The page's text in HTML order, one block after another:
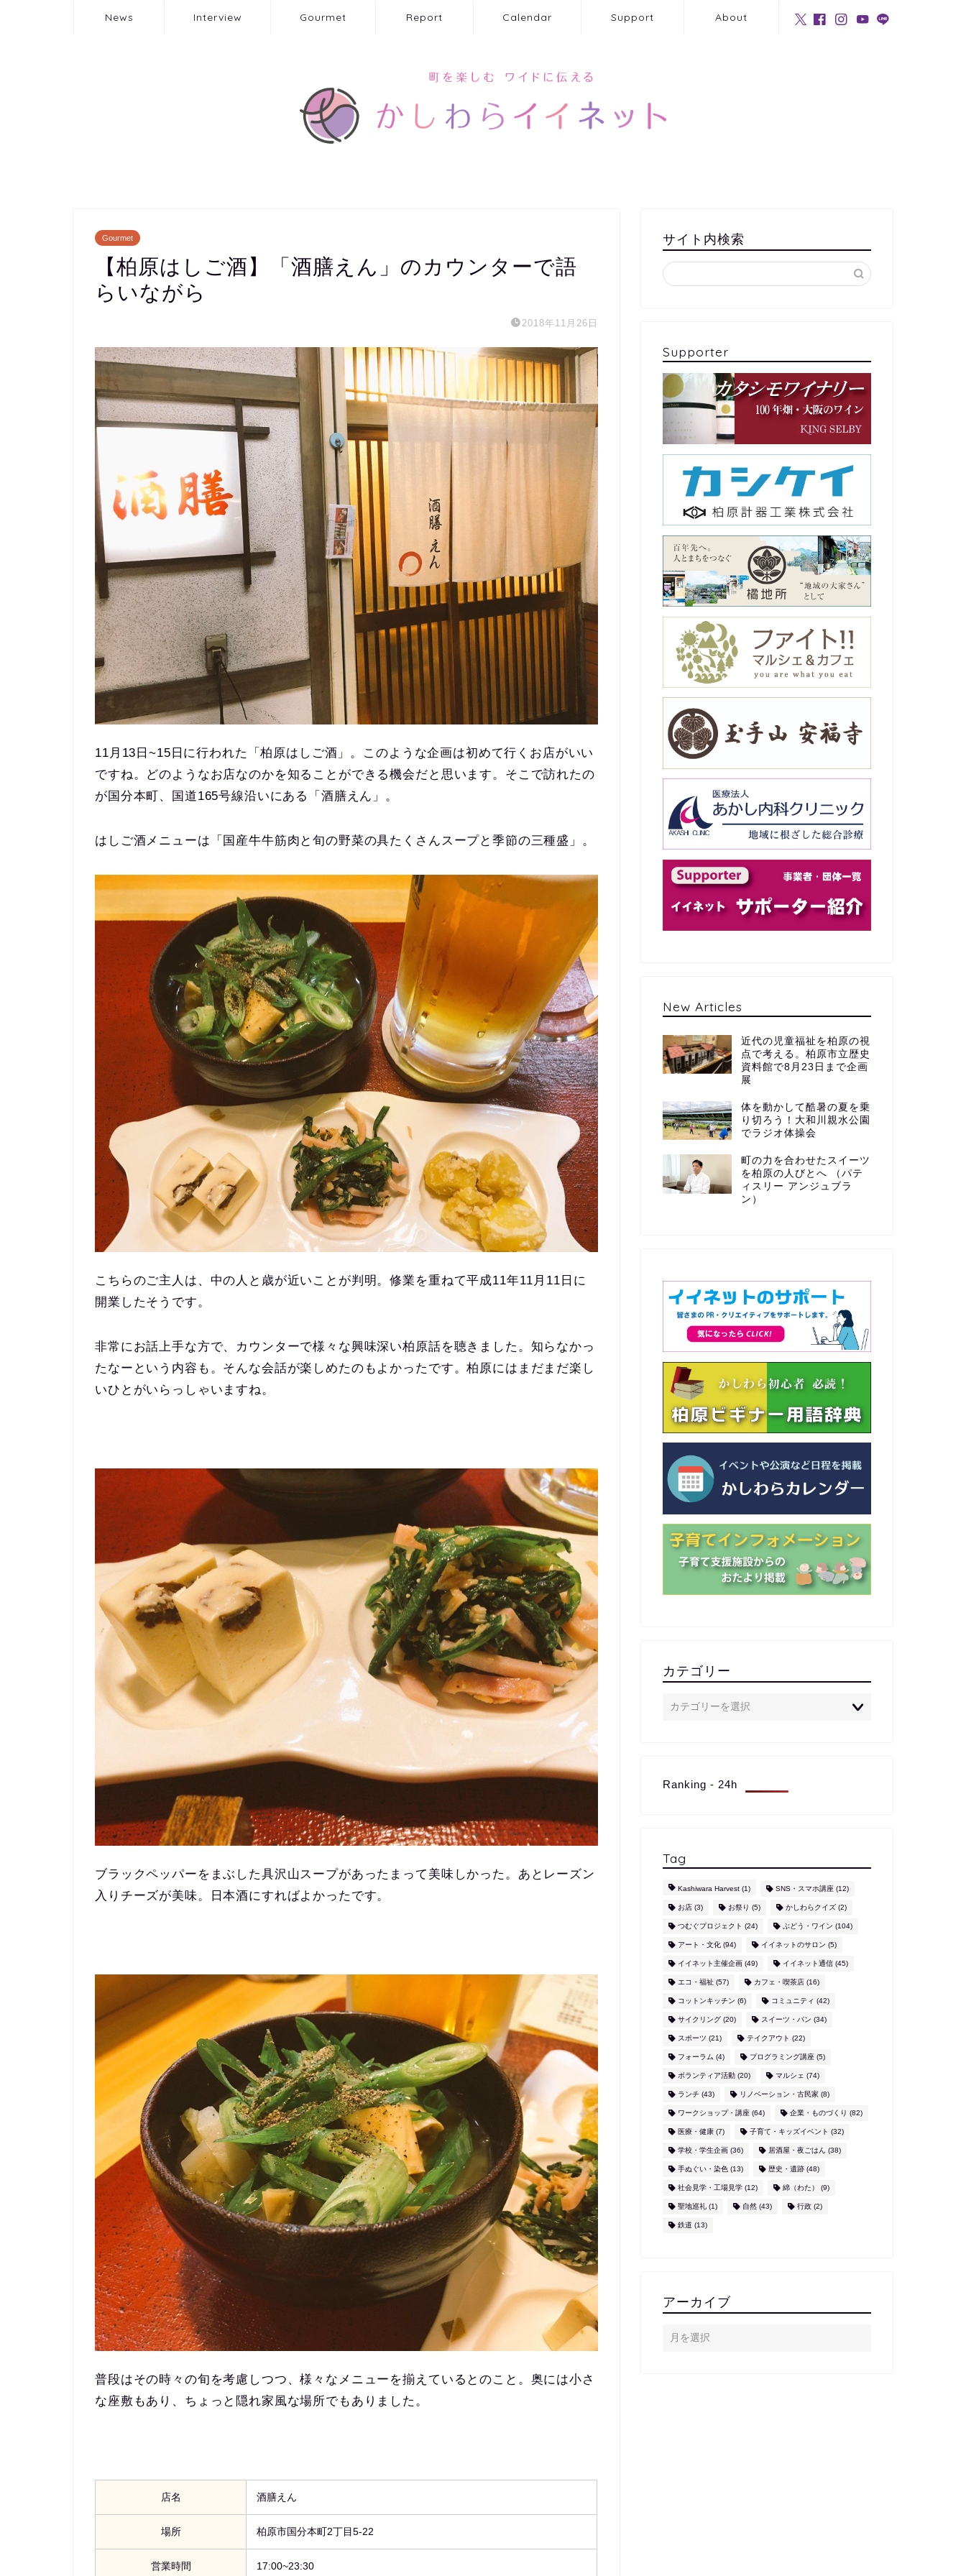
News Interview Gourmet Report Calendar Support About
Gourmet
【柏原はしご酒】「酒膳えん」のカウンターで語
らいながら
2018年11月26日
11月13日~15日に行われた「柏原はしご酒」。このような企画は初めて行くお店がいい
ですね。どのようなお店なのかを知ることができる機会だと思います。そこで訪れたの
が国分本町、国道165号線沿いにある「酒膳えん」。
はしご酒メニューは「国産牛牛筋肉と旬の野菜の具たくさんスープと季節の三種盛」。
こちらのご主人は、中の人と歳が近いことが判明。修業を重ねて平成11年11月11日に
開業したそうです。
非常にお話上手な方で、カウンターで様々な興味深い柏原話を聴きました。知らなかっ
たなーという内容も。そんな会話が楽しめたのもよかったです。柏原にはまだまだ楽し
いひとがいらっしゃいますね。
ブラックペッパーをまぶした具沢山スープがあったまって美味しかった。あとレーズン
入りチーズが美味。日本酒にすればよかったです。
普段はその時々の旬を考慮しつつ、様々なメニューを揃えているとのこと。奥には小さ
な座敷もあり、ちょっと隠れ家風な場所でもありました。
店名 酒膳えん
場所 柏原市国分本町2丁目5-22
営業時間 17:00~23:30
サイト内検索
Supporter
New Articles
近代の児童福祉を柏原の視
点で考える。柏原市立歴史
資料館で8月23日まで企画
展
体を動かして酷暑の夏を乗
り切ろう！大和川親水公園
でラジオ体操会
町の力を合わせたスイーツ
を柏原の人びとへ （パテ
ィスリー アンジュブラ
ン）
カテゴリー
Ranking - 24h
Tag
Kashiwara Harvest(1) SNS・スマホ講座(12)
お店(3) お祭り (5) かしわらクイズ(2)
つむぐプロジェクト (24) ぶどう・ワイン (104)
アート・文化(94) イイネットのサロン (5)
イイネット主催企画(49) イイネット通信(45)
エコ・福祉(57) カフェ・喫茶店(16)
コットンキッチン (6) コミュニティ (42)
サイクリング(20) スイーツ・パン (34)
スポーツ (21) テイクアウト (22)
フォーラム (4) プログラミング講座(5)
ボランティア活動(20) マルシェ (74)
ランチ(43) リノベーション・古民家(8)
ワークショップ・講座(64) 企業・ものづくり (82)
医療・健康(7) 子育て・キッズイベント (32)
学校・学生企画(36) 居酒屋・夜ごはん (38)
手ぬぐい・染色 (13) 歴史・遺跡(48)
社会見学・工場見学(12) 綿（わた） (9)
聖地巡礼(1) 自然(43) 行政(2)
鉄道 (13)
アーカイブ